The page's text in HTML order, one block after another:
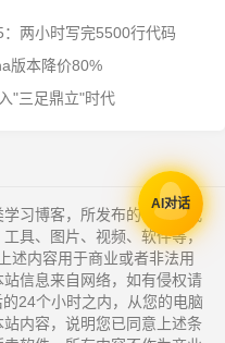
两小时写完5500行代码
版本降价80%
"三足鼎立"时代
习博客，所发布的一切形式
具、图片、视频、软件等，
述内容用于商业或者非法用
信息来自网络，如有侵权请
24个小时之内，从您的电脑
内容，说明您已同意上述条
AI对话